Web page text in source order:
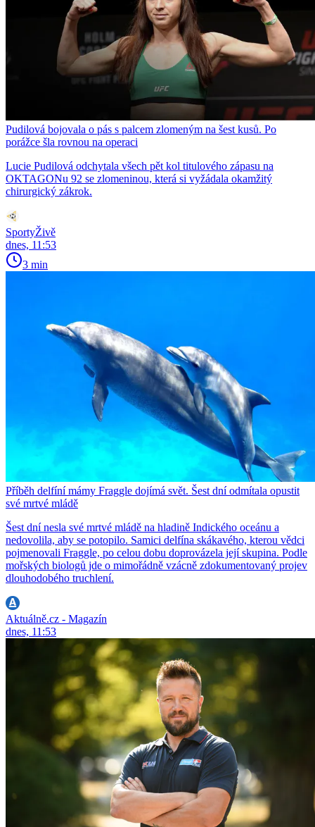
Pudilová bojovala o pás s palcem zlomeným na šest kusů. Po
porážce šla rovnou na operaci
Lucie Pudilová odchytala všech pět kol titulového zápasu na
OKTAGONu 92 se zlomeninou, která si vyžádala okamžitý
chirurgický zákrok.
SportyŽivě
dnes, 11:53
3 min
Příběh delfíní mámy Fraggle dojímá svět. Šest dní odmítala opustit
své mrtvé mládě
Šest dní nesla své mrtvé mládě na hladině Indického oceánu a
nedovolila, aby se potopilo. Samici delfína skákavého, kterou vědci
pojmenovali Fraggle, po celou dobu doprovázela její skupina. Podle
mořských biologů jde o mimořádně vzácně zdokumentovaný projev
dlouhodobého truchlení.
Aktuálně.cz - Magazín
dnes, 11:53